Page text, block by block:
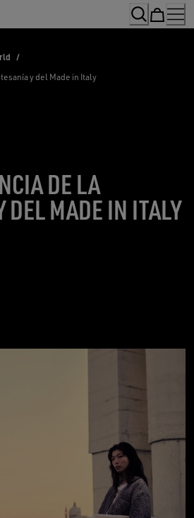
/
y del Made in Italy
DE LA
DEL MADE IN ITALY